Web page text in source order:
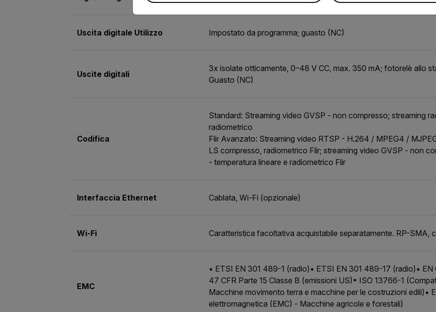
Uscita digitale Utilizzo Impostato da programma; guasto (NC)
Uscite digitali
3x isolate otticamente, 0–48 V CC, max. 350 mA; fotorelè allo
Guasto (NC)
Codifica
Standard: Streaming video GVSP - non compresso; streaming
radiometrico
Flir Avanzato: Streaming video RTSP - H.264 / MPEG4 /
LS compresso, radiometrico Flir; streaming video GVSP - non
- temperatura lineare e radiometrico Flir
Interfaccia Ethernet Cablata, Wi-Fi (opzionale)
Wi-Fi Caratteristica facoltativa acquistabile separatamente. RP-SMA,
EMC
• ETSI EN 301 489-1 (radio)• ETSI EN 301 489-17 (radio)•
47 CFR Parte 15 Classe B (emissioni US)• ISO 13766-1
Macchine movimento terra e macchine per le costruzioni edili)•
elettromagnetica (EMC) - Macchine agricole e forestali)